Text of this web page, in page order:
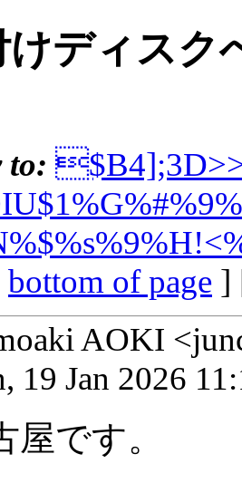
けディスク
to:
bottom of page ]
AOKI
19 Jan 2026
屋です。